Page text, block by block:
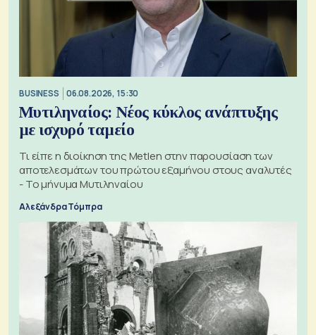
BUSINESS 06.08.2026, 15:30
Μυτιληναίος: Νέος κύκλος ανάπτυξης
με ισχυρό ταμείο
Τι είπε η διοίκηση της Metlen στην παρουσίαση των
αποτελεσμάτων του πρώτου εξαμήνου στους αναλυτές
- Το μήνυμα Μυτιληναίου
Αλεξάνδρα Τόμπρα